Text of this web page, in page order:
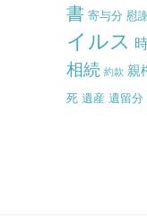
書 寄与分 慰
イルス
相続 約款 親
死 遺産 遺留分